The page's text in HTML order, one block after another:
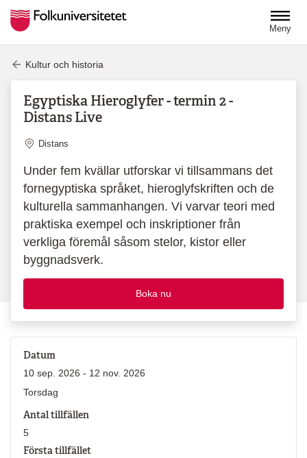
Meny
Kultur och historia
Egyptiska Hieroglyfer - termin 2 -
Distans Live
Plats
Distans
Under fem kvällar utforskar vi tillsammans det
fornegyptiska språket, hieroglyfskriften och de
kulturella sammanhangen. Vi varvar teori med
praktiska exempel och inskriptioner från
verkliga föremål såsom stelor, kistor eller
byggnadsverk.
Boka nu
Datum
10 sep. 2026 - 12 nov. 2026
Torsdag
Antal tillfällen
5
Första tillfället